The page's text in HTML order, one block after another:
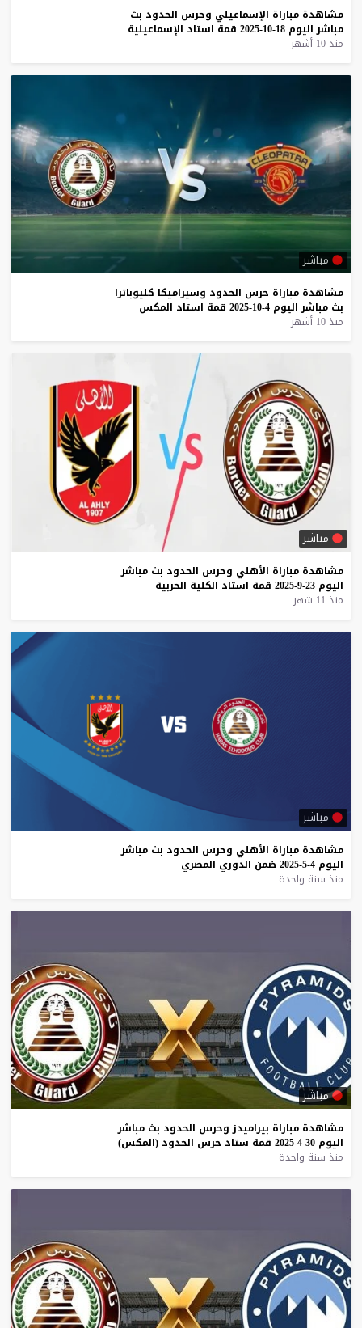
مشاهدة مباراة الإسماعيلي وحرس الحدود بث
مباشر اليوم 18-10-2025 قمة استاد الإسماعيلية
منذ 10 أشهر
مباشر
مشاهدة مباراة حرس الحدود وسيراميكا كليوباترا
بث مباشر اليوم 4-10-2025 قمة استاد المكس
منذ 10 أشهر
مباشر
مشاهدة مباراة الأهلي وحرس الحدود بث مباشر
اليوم 23-9-2025 قمة استاد الكلية الحربية
منذ 11 شهر
مباشر
مشاهدة مباراة الأهلي وحرس الحدود بث مباشر
اليوم 4-5-2025 ضمن الدوري المصري
منذ سنة واحدة
مباشر
مشاهدة مباراة بيراميدز وحرس الحدود بث مباشر
اليوم 30-4-2025 قمة ستاد حرس الحدود (المكس)
منذ سنة واحدة